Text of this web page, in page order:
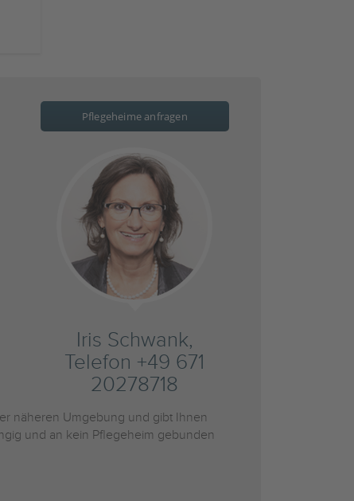
Pflegeheime anfragen
Iris Schwank,
Telefon +49 671
20278718
näheren Umgebung und gibt Ihnen
und an kein Pflegeheim gebunden